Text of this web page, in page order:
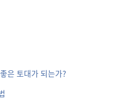
은 토대가 되는가?